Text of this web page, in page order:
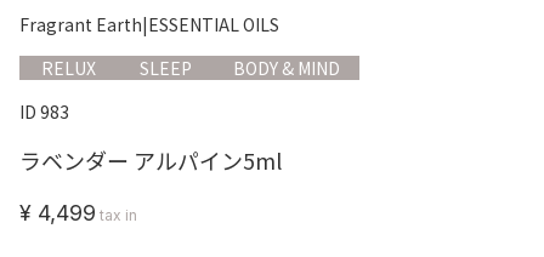
Fragrant Earth|ESSENTIAL OILS
RELUX
SLEEP
BODY & MIND
ID 983
ラベンダー アルパイン5ml
¥ 4,499 tax in